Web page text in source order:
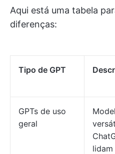
Aqui está uma tabela
diferenças:
Tipo de GPT
GPTs de uso
geral